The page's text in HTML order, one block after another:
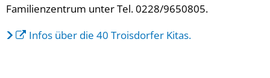
Familienzentrum unter Tel. 0228/9650805.
Infos über die 40 Troisdorfer Kitas.